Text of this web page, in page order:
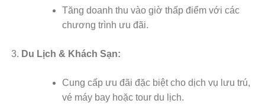
Tăng doanh thu vào giờ thấp điểm với các
chương trình ưu đãi.
Du Lịch & Khách Sạn:
Cung cấp ưu đãi đặc biệt cho dịch vụ lưu trú,
vé máy bay hoặc tour du lịch.